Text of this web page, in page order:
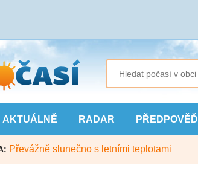
AKTUÁLNĚ RADAR PŘEDPOVĚĎ
Převážně slunečno s letními teplotami